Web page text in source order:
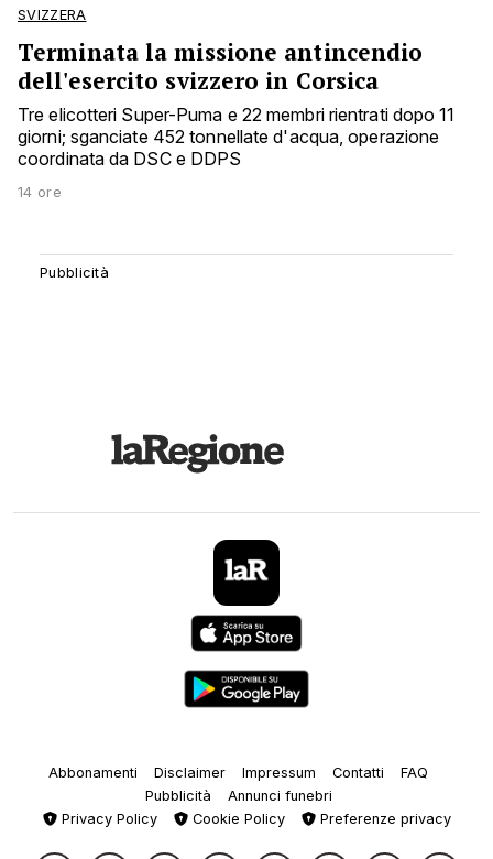
SVIZZERA
Terminata la missione antincendio
dell'esercito svizzero in Corsica
Tre elicotteri Super-Puma e 22 membri rientrati dopo 11
giorni; sganciate 452 tonnellate d'acqua, operazione
coordinata da DSC e DDPS
14 ore
Abbonamenti Disclaimer Impressum Contatti
FAQ
Pubblicità
Annunci funebri
Privacy Policy
Cookie Policy Preferenze privacy